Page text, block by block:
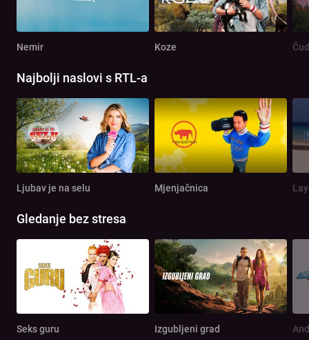
Nemir Koze
Najbolji naslovi s RTL-a
Ljubav je na selu Mjenjačnica
Gledanje bez stresa
Seks guru Izgubljeni grad